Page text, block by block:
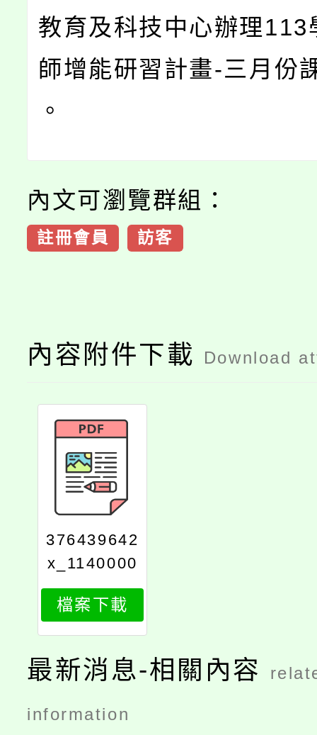
教育及科技中心辦理113
師增能研習計畫-三月份
。
內文可瀏覽群組：
註冊會員 訪客
內容附件下載 Download
376439642
x_1140000
903_attach
1
檔案下載
最新消息-相關內容
information